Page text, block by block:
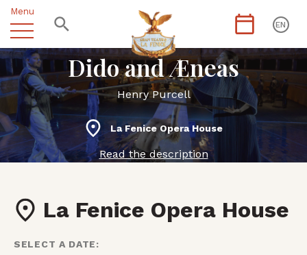
Menu
EN
Dido and Æneas
Henry Purcell
La Fenice Opera House
Read the description
La Fenice Opera House
SELECT A DATE: